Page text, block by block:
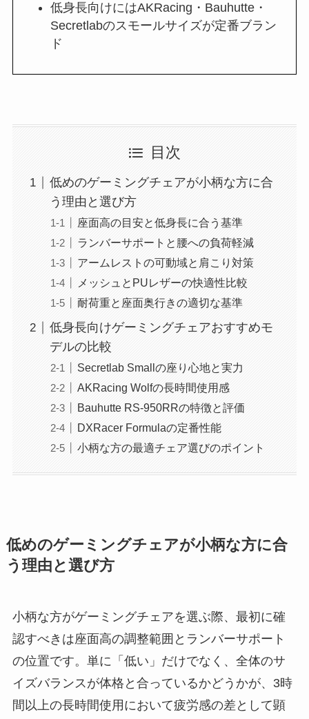
低身長向けにはAKRacing・Bauhutte・
Secretlabのスモールサイズが定番ブラン
ド
目次
低めのゲーミングチェアが小柄な方に合
う理由と選び方
座面高の目安と低身長に合う基準
ランバーサポートと腰への負荷軽減
アームレストの可動域と肩こり対策
メッシュとPUレザーの快適性比較
耐荷重と座面奥行きの適切な基準
低身長向けゲーミングチェアおすすめモ
デルの比較
Secretlab Smallの座り心地と実力
AKRacing Wolfの長時間使用感
Bauhutte RS-950RRの特徴と評価
DXRacer Formulaの定番性能
小柄な方の最適チェア選びのポイント
低めのゲーミングチェアが小柄な方に合
う理由と選び方
小柄な方がゲーミングチェアを選ぶ際、最初に確
認すべきは座面高の調整範囲とランバーサポート
の位置です。単に「低い」だけでなく、全体のサ
イズバランスが体格と合っているかどうかが、3時
間以上の長時間使用において疲労感の差として顕